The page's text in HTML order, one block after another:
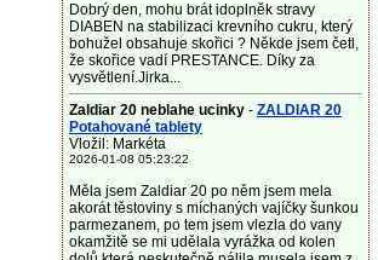
Dobrý den, mohu brát idoplněk stravy
DIABEN na stabilizaci krevního cukru, který
bohužel obsahuje skořici ? Někde jsem četl,
že skořice vadí PRESTANCE. Díky za
vysvětlení.Jirka...
Zaldiar 20 neblahe ucinky - ZALDIAR 20
Potahované tablety
Vložil: Markéta
2026-01-08 05:23:22
Měla jsem Zaldiar 20 po něm jsem mela
akorát těstoviny s míchaných vajíčky šunkou
parmezanem, po tem jsem vlezla do vany
okamžitě se mi udělala vyrážka od kolen